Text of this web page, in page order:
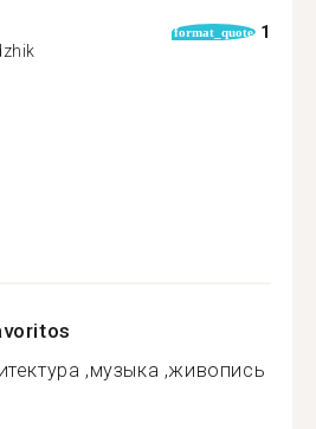
format_quote 1
,музыка ,живопись